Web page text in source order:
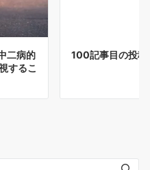
二病的
するこ
100記事目の投稿